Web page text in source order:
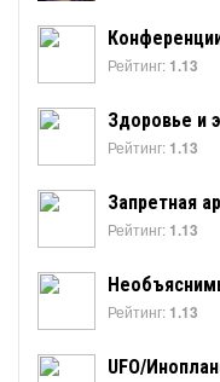
Рейтинг: 1.13
Здоровье и
Рейтинг: 1.13
Запретная
Рейтинг: 1.13
Рейтинг: 1.13
UFO/